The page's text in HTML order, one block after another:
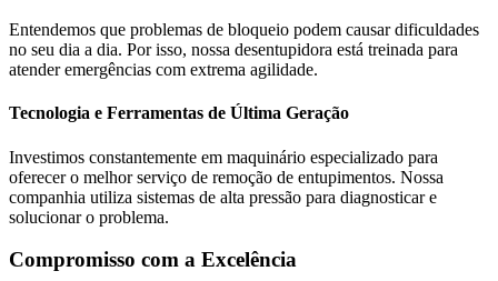
Entendemos que problemas de bloqueio podem causar dificuldades
no seu dia a dia. Por isso, nossa desentupidora está treinada para
atender emergências com extrema agilidade.
Tecnologia e Ferramentas de Última Geração
Investimos constantemente em maquinário especializado para
oferecer o melhor serviço de remoção de entupimentos. Nossa
companhia utiliza sistemas de alta pressão para diagnosticar e
solucionar o problema.
Compromisso com a Excelência